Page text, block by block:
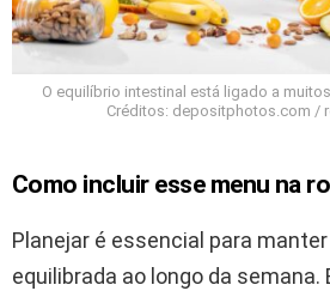
O equilíbrio intestinal está ligado a
Créditos: depositphotos.com /
Como incluir esse menu na
Planejar é essencial para
equilibrada ao longo da semana.